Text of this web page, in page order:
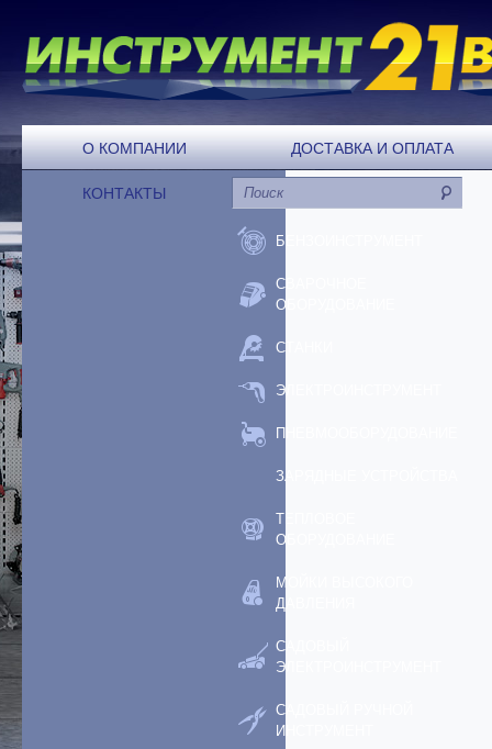
О КОМПАНИИ ДОСТАВКА И ОПЛАТА
КОНТАКТЫ
БЕНЗОИНСТРУМЕНТ
СВАРОЧНОЕ
ОБОРУДОВАНИЕ
СТАНКИ
ЭЛЕКТРОИНСТРУМЕНТ
ПНЕВМООБОРУДОВАНИЕ
ЗАРЯДНЫЕ УСТРОЙСТВА
ТЕПЛОВОЕ
ОБОРУДОВАНИЕ
МОЙКИ ВЫСОКОГО
ДАВЛЕНИЯ
САДОВЫЙ
ЭЛЕКТРОИНСТРУМЕНТ
САДОВЫЙ РУЧНОЙ
ИНСТРУМЕНТ